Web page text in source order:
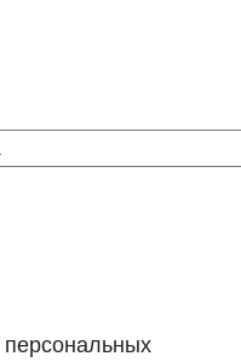
персональных